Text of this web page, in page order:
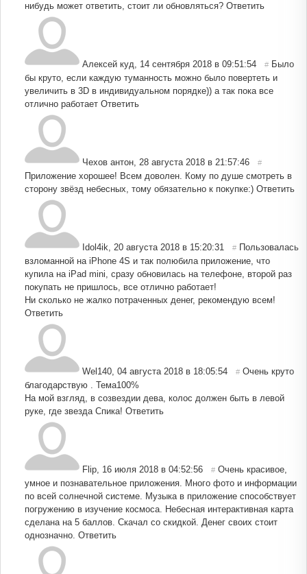
нибудь может ответить, стоит ли обновляться? Ответить
Алексей куд, 14 сентября 2018 в 09:51:54 # Было
бы круто, если каждую туманность можно было повертеть и
увеличить в 3D в индивидуальном порядке)) а так пока все
отлично работает Ответить
Чехов антон, 28 августа 2018 в 21:57:46 #
Приложение хорошее! Всем доволен. Кому по душе смотреть в
сторону звёзд небесных, тому обязательно к покупке:) Ответить
Idol4ik, 20 августа 2018 в 15:20:31 # Пользовалась
взломанной на iPhone 4S и так полюбила приложение, что
купила на iPad mini, сразу обновилась на телефоне, второй раз
покупать не пришлось, все отлично работает!
Ни сколько не жалко потраченных денег, рекомендую всем!
Ответить
Wel140, 04 августа 2018 в 18:05:54 # Очень круто
благодарствую . Тема100%
На мой взгляд, в созвездии дева, колос должен быть в левой
руке, где звезда Спика! Ответить
Flip, 16 июля 2018 в 04:52:56 # Очень красивое,
умное и познавательное приложения. Много фото и информации
по всей солнечной системе. Музыка в приложение способствует
погружению в изучение космоса. Небесная интерактивная карта
сделана на 5 баллов. Скачал со скидкой. Денег своих стоит
однозначно. Ответить